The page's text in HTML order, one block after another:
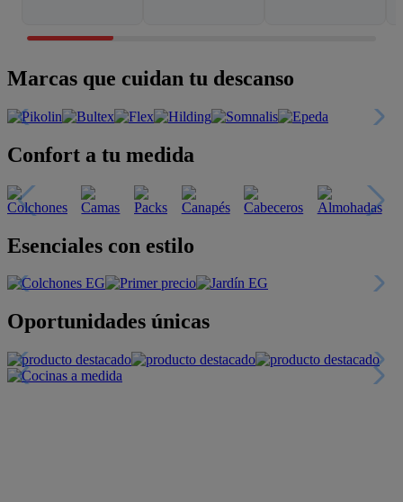
Marcas que cuidan tu descanso
Confort a tu medida
Esenciales con estilo
Oportunidades únicas